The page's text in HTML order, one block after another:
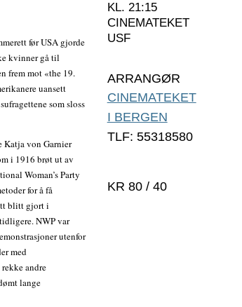
før USA gjorde
kvinner gå til
frem mot «the 19.
uansett
som sloss
Katja von Garnier
i 1916 brøt ut av
Woman’s Party
for å få
blitt gjort i
NWP var
utenfor
med
andre
lange
KL. 21:15
CINEMATEKET
USF
ARRANGØR
CINEMATEKET
I BERGEN
TLF: 55318580
KR 80 / 40